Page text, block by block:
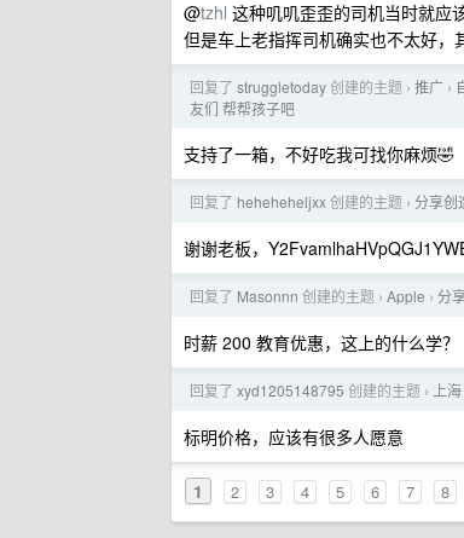
@tzhl 这种叽叽歪歪的司机当时就应
但是车上老指挥司机确实也不太好，
回复了 struggletoday创建的主题 › 推广 ›
友们 帮帮孩子吧
支持了一箱，不好吃我可找你麻烦🤣
回复了 heheheheljxx创建的主题 › 分享创
谢谢老板，
回复了 Masonnn 创建的主题 › Apple › 分
时薪 200 教育优惠，这上的什么学？
回复了 xyd1205148795 创建的主题 › 上海
标明价格，应该有很多人愿意
1 2 3 4 5 6 7 8